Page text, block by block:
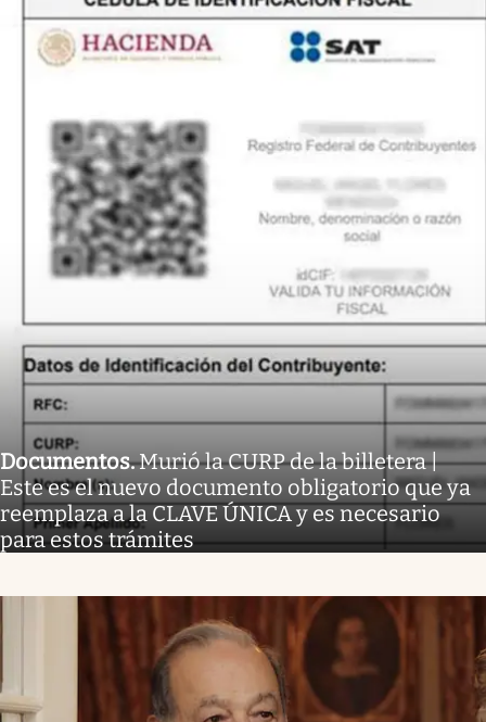
Documentos.Murió la CURP de la billetera |
Este es el nuevo documento obligatorio que ya
reemplaza a la CLAVE ÚNICA y es necesario
para estos trámites